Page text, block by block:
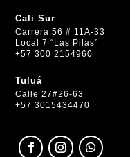
Cali Sur
Carrera 56 # 11A-33
Local 7 “Las Pilas”
+57 300 2154960
Tuluá
Calle 27#26-63
+57 3015434470